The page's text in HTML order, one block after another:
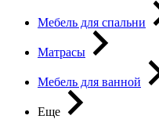
Мебель для спальни
Матрасы
Мебель для ванной
Еще